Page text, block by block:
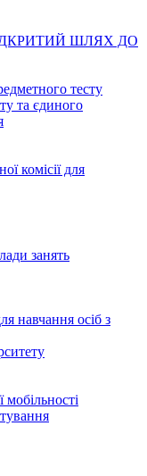
ШЛЯХ ДО
тесту
та єдиного
комісії для
занять
навчання осіб з